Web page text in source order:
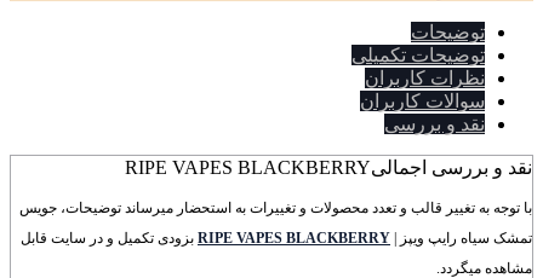
توضیحات
توضیحات تکمیلی
نظرات کاربران
سوالات کاربران
نقد و بررسی
نقد و بررسی اجمالیRIPE VAPES BLACKBERRY
با توجه به تغییر قالب و تعدد محصولات و تغییرات به استحضار میرساند توضیحات، جویس
تمشک سیاه رایپ ویپز |
RIPE VAPES BLACKBERRY
بزودی تکمیل و در سایت قابل
مشاهده میگردد.